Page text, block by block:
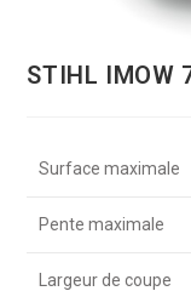
STIHL IMOW
Surface maximale
Pente maximale
Largeur de coupe